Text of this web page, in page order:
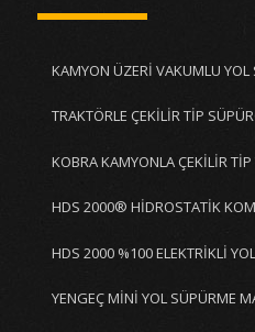
KAMYON ÜZERİ VAKUMLU
TRAKTÖRLE ÇEKİLİR TİP
KOBRA KAMYONLA ÇEKİLİR
HDS 2000® HİDROSTATİK
HDS 2000 %100 ELEKTRİKLİ
YENGEÇ MİNİ YOL SÜPÜRME